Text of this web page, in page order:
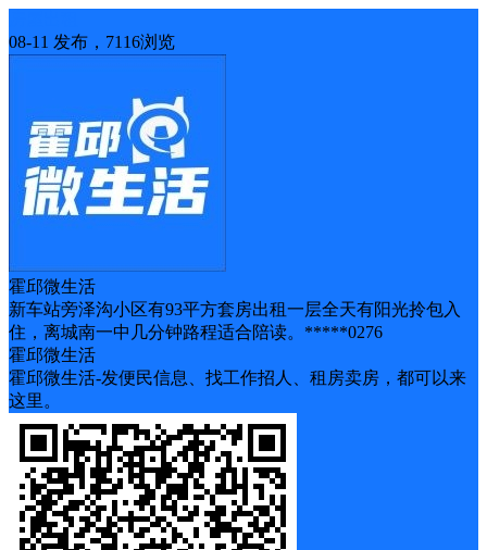
08-11 发布，7116浏览
霍邱微生活
新车站旁泽沟小区有93平方套房出租一层全天有阳光拎包入
住，离城南一中几分钟路程适合陪读。*****0276
霍邱微生活
霍邱微生活-发便民信息、找工作招人、租房卖房，都可以来
这里。